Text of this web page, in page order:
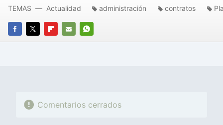
FACEBOOK
TWITTERFLIPBOARD
E-
WHATSAPP
TEMAS Actualidad administración contratos
Comentarios cerrados